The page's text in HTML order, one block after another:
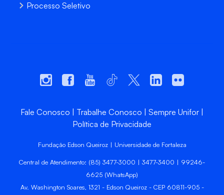
Processo Seletivo
Fale Conosco Trabalhe Conosco
Sempre Unifor
Política de Privacidade
Fundação Edson Queiroz | Universidade de Fortaleza
Central de Atendimento: (85) 3477-3000 | 3477-3400 | 99246-
6625 (WhatsApp)
Av. Washington Soares, 1321 - Edson Queiroz - CEP 60811-905 -